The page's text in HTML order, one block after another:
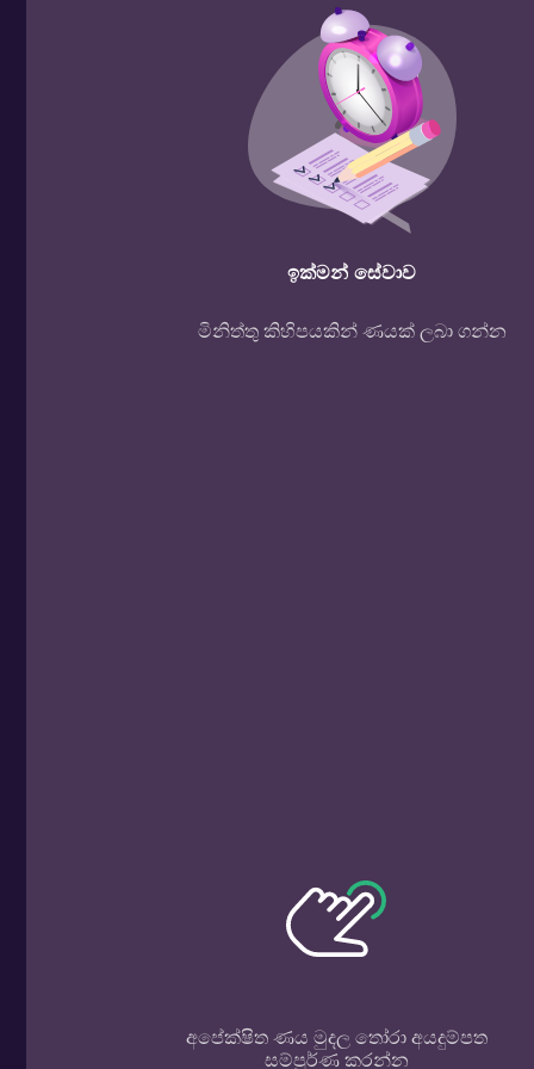
ඉක්මන් සේවාව
මිනිත්තු කිහිපයකින් ණයක් ලබා ගන්න
අපේක්ෂිත ණය මුදල තෝරා අයදුම්පත
සම්පූර්ණ කරන්න